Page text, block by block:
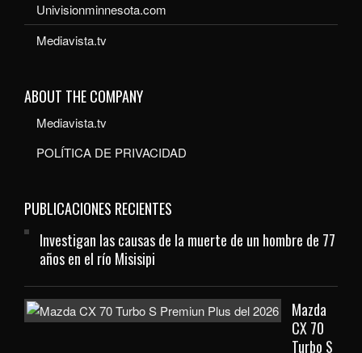
Univisionminnesota.com
Mediavista.tv
ABOUT THE COMPANY
Mediavista.tv
POLÍTICA DE PRIVACIDAD
PUBLICACIONES RECIENTES
Investigan las causas de la muerte de un hombre de 77
años en el río Misisipi
Mazda
CX 70
Turbo S